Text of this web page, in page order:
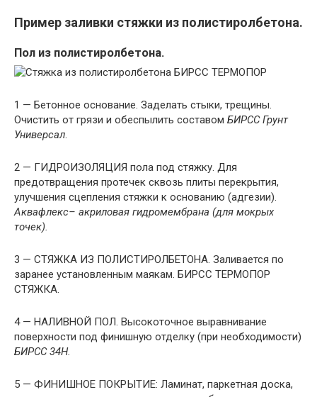
Пример заливки стяжки из полистиролбетона.
Пол из полистиролбетона.
1 — Бетонное основание. Заделать стыки, трещины.
Очистить от грязи и обеспылить составом БИРСС Грунт
Универсал.
2 — ГИДРОИЗОЛЯЦИЯ пола под стяжку. Для
предотвращения протечек сквозь плиты перекрытия,
улучшения сцепления стяжки к основанию (адгезии).
Аквафлекс– акриловая гидромембрана (для мокрых
точек).
3 — СТЯЖКА ИЗ ПОЛИСТИРОЛБЕТОНА. Заливается по
заранее установленным маякам. БИРСС ТЕРМОПОР
СТЯЖКА.
4 — НАЛИВНОЙ ПОЛ. Высокоточное выравнивание
поверхности под финишную отделку (при необходимости)
БИРСС 34Н.
5 — ФИНИШНОЕ ПОКРЫТИЕ: Ламинат, паркетная доска,